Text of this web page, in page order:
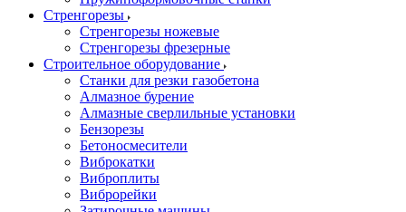
Стренгорезы
Стренгорезы ножевые
Стренгорезы фрезерные
Строительное оборудование
Станки для резки газобетона
Алмазное бурение
Алмазные сверлильные установки
Бензорезы
Бетоносмесители
Виброкатки
Виброплиты
Виброрейки